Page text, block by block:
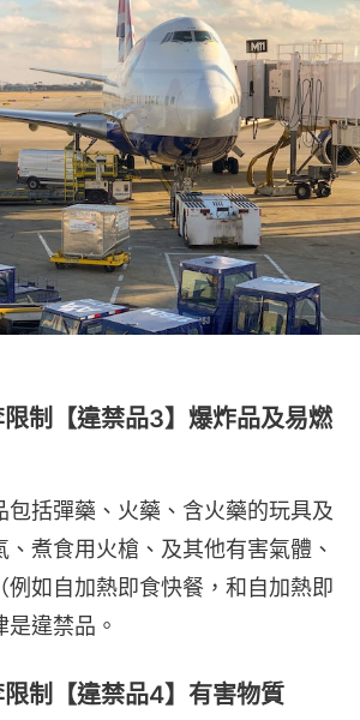
制【違禁品3】爆炸品及易燃
包括彈藥、火藥、含火藥的玩具及
煮食用火槍、及其他有害氣體、
例如自加熱即食快餐，和自加熱即
違禁品。
制【違禁品4】有害物質